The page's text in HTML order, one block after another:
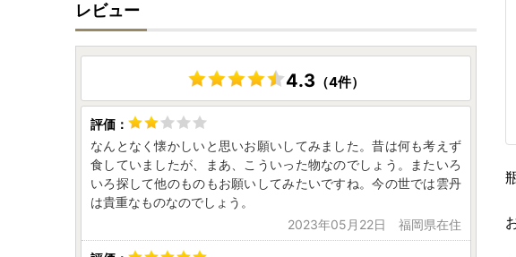
レビュー
4.3 （4件）
なんとなく懐かしいと思いお願いしてみました。昔は何も考えず
食していましたが、まあ、こういった物なのでしょう。またいろ
いろ探して他のものもお願いしてみたいですね。今の世では雲丹
は貴重なものなのでしょう。
2023年05月22日 福岡県在住